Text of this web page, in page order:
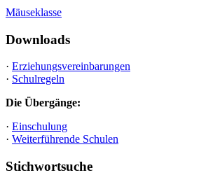
Mäuseklasse
Downloads
· Erziehungsvereinbarungen
· Schulregeln
Die Übergänge:
· Einschulung
· Weiterführende Schulen
Stichwortsuche